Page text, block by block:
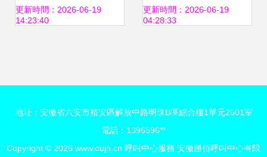
更新時間：2026-06-19
14:23:40
叫中心的未來變革
更新時間：2026-06-19
04:28:33
地址：安徽省六安市裕安區解放中路明珠B區綜合樓1單元2501室
電話：1396596**
Copyright © 2026 www.oujn.cn 呼叫中心服務 安徽勝佰呼叫中心有限